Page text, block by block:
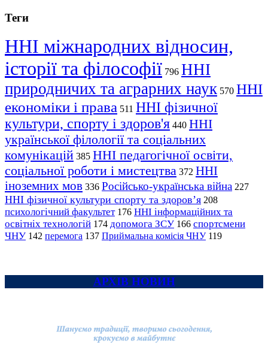
Теги
ННІ міжнародних відносин,
історії та філософії 796 ННІ
природничих та аграрних наук 570 ННІ
економіки і права 511 ННІ фізичної
культури, спорту і здоров'я 440 ННІ
української філології та соціальних
комунікацій 385 ННІ педагогічної освіти,
соціальної роботи і мистецтва 372 ННІ
іноземних мов 336 Російсько-українська війна 227
ННІ фізичної культури спорту та здоров’я 208
психологічний факультет 176 ННІ інформаційних та
освітніх технологій 174 допомога ЗСУ 166 спортсмени
ЧНУ 142 перемога 137 Приймальна комісія ЧНУ 119
АРХІВ НОВИН